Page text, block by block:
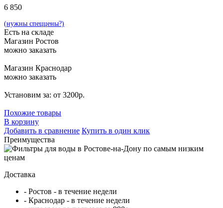
6 850
(нужны спеццены?)
Есть на складе
Магазин Ростов
можно заказать
Магазин Краснодар
можно заказать
Установим за: от 3200р.
Похожие товары
В корзину
Добавить в сравнение Купить в один клик
Преимущества
Доставка
- Ростов - в течение недели
- Краснодар - в течение недели